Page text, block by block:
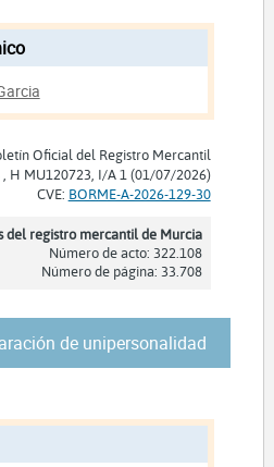
Oficial del Registro Mercantil
, H MU120723, I/A 1 (01/07/2026)
CVE: BORME-A-2026-129-30
del registro mercantil de Murcia
Número de acto: 322.108
Número de página: 33.708
de unipersonalidad